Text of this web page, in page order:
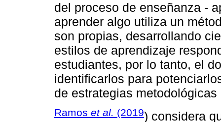
del proceso de enseñanza -
aprender algo utiliza un
son propias, desarrollando
estilos de aprendizaje
estudiantes, por lo tanto, el
identificarlos para
de estrategias
Ramos et al. (2019) considera